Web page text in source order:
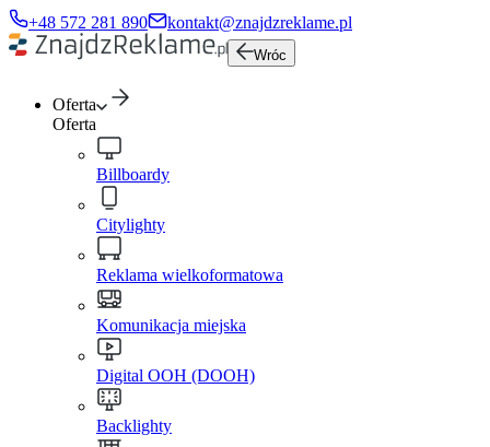
+48 572 281 890 kontakt@znajdzreklame.pl
Wróc
Oferta
Oferta
Billboardy
Citylighty
Reklama wielkoformatowa
Komunikacja miejska
Digital OOH (DOOH)
Backlighty